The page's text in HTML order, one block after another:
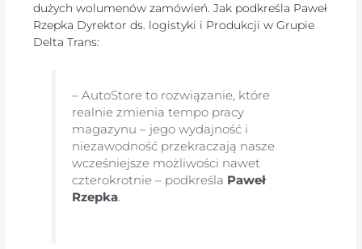
dużych wolumenów zamówień. Jak podkreśla Paweł
Rzepka Dyrektor ds. logistyki i Produkcji w Grupie
Delta Trans:
– AutoStore to rozwiązanie, które
realnie zmienia tempo pracy
magazynu – jego wydajność i
niezawodność przekraczają nasze
wcześniejsze możliwości nawet
czterokrotnie – podkreśla Paweł
Rzepka.